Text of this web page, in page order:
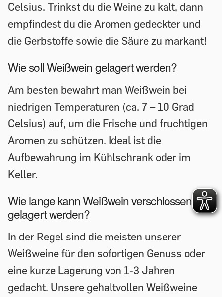
Celsius. Trinkst du die Weine zu kalt, dann
empfindest du die Aromen gedeckter und
die Gerbstoffe sowie die Säure zu markant!
Wie soll Weißwein gelagert werden?
Am besten bewahrt man Weißwein bei
niedrigen Temperaturen (ca. 7 – 10 Grad
Celsius) auf, um die Frische und fruchtigen
Aromen zu schützen. Ideal ist die
Aufbewahrung im Kühlschrank oder im
Keller.
Wie lange kann Weißwein verschlossen
gelagert werden?
In der Regel sind die meisten unserer
Weißweine für den sofortigen Genuss oder
eine kurze Lagerung von 1-3 Jahren
gedacht. Unsere gehaltvollen Weißweine